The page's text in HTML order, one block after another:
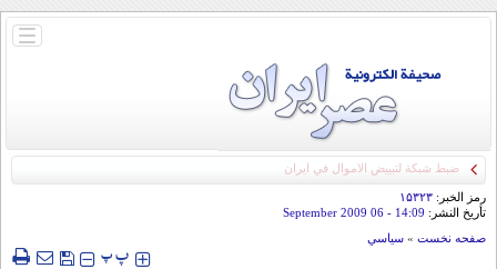
باز
ضبط شبكة لتبييض الاموال في ايران
رمز الخبر: ۱۵۳۲۳
تأريخ النشر: 14:09
- 06 September 2009
صفحه نخست » سياسي
‍‍‍ پپ